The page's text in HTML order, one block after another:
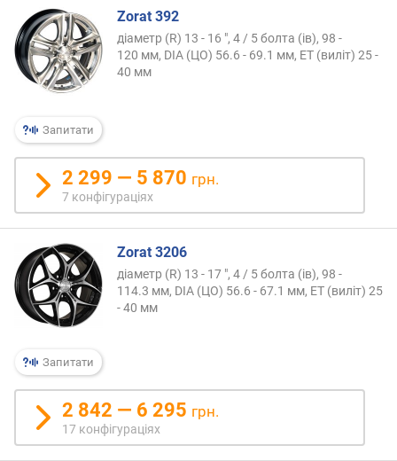
з
и
ц
і
й
в
и
л
і
т
(
м
м
)
Запитати
Zorat 392
діаметр (R) 13 - 16 ", 4 / 5 болта (ів), 98 -
120 мм, DIA (ЦО) 56.6 - 69.1 мм, ET (виліт) 25 -
40 мм
2 299 — 5 870 грн.
7 конфігураціях
Запитати
Zorat 3206
діаметр (R) 13 - 17 ", 4 / 5 болта (ів), 98 -
114.3 мм, DIA (ЦО) 56.6 - 67.1 мм, ET (виліт) 25
- 40 мм
2 842 — 6 295 грн.
17 конфігураціях